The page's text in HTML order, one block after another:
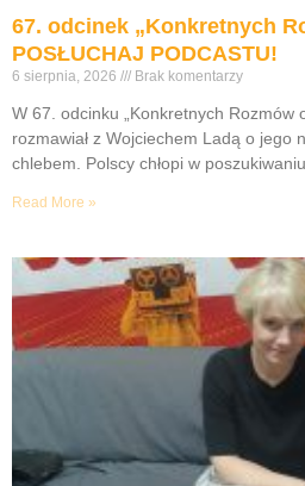
67. odcinek „Konkretnych
POSŁUCHAJ PODCASTU!
6 sierpnia, 2026 Brak komentarzy
W 67. odcinku „Konkretnych Rozmów
rozmawiał z Wojciechem Ladą o jego
chlebem. Polscy chłopi w
Read More »